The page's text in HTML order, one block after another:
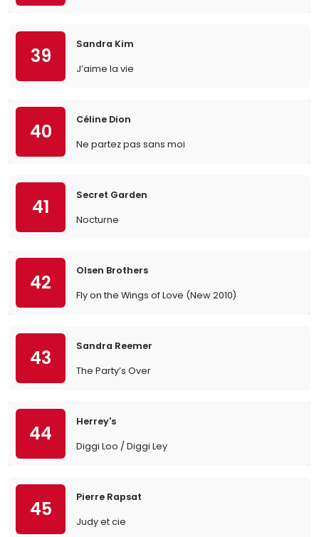
39
Sandra Kim
J’aime la vie
40
Céline Dion
Ne partez pas sans moi
41
Secret Garden
Nocturne
42
Olsen Brothers
Fly on the Wings of Love (New 2010)
43
Sandra Reemer
The Party’s Over
44
Herrey's
Diggi Loo / Diggi Ley
45
Pierre Rapsat
Judy et cie